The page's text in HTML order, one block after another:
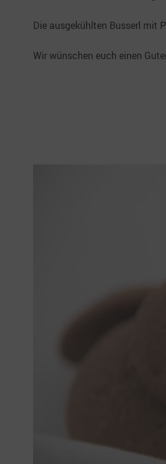
Die ausgekühlten Busserl mit
Wir wünschen euch einen